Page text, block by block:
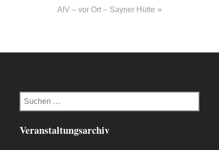
AIV – vor Ort – Sayner Hütte
Suchen
nach:
Veranstaltungsarchiv